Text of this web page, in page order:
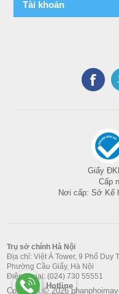
Tài khoản
Giấy
Cấp
Nơi cấp: Sở Kế
Trụ sở chính Hà Nội
Địa chỉ: Việt Á Tower, 9 Phố Duy
Phường Cầu Giấy, Hà Nội
Điện Thoại: (024) 730 55551
Copyright © 2026
Hotline